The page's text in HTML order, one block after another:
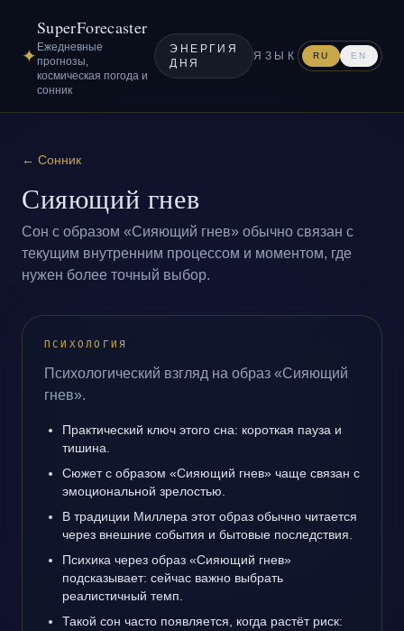
✦
SuperForecaster
Ежедневные
прогнозы,
космическая погода и
сонник
ЭНЕРГИЯ
ДНЯ
ЯЗЫК RU EN
← Сонник
Сияющий гнев
Сон с образом «Сияющий гнев» обычно связан с
текущим внутренним процессом и моментом, где
нужен более точный выбор.
ПСИХОЛОГИЯ
Психологический взгляд на образ «Сияющий
гнев».
Практический ключ этого сна: короткая пауза и
тишина.
Сюжет с образом «Сияющий гнев» чаще связан с
эмоциональной зрелостью.
В традиции Миллера этот образ обычно читается
через внешние события и бытовые последствия.
Психика через образ «Сияющий гнев»
подсказывает: сейчас важно выбрать
реалистичный темп.
Такой сон часто появляется, когда растёт риск: